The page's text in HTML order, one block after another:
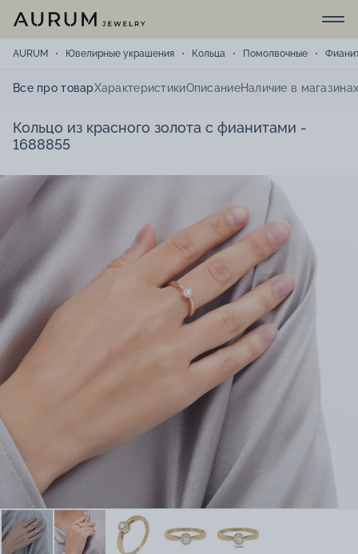
AURUM Ювелирные украшения Кольца Помолвочные
Все про товарХарактеристикиОписаниеНаличие в
Кольцо из красного золота с фианитами -
1688855